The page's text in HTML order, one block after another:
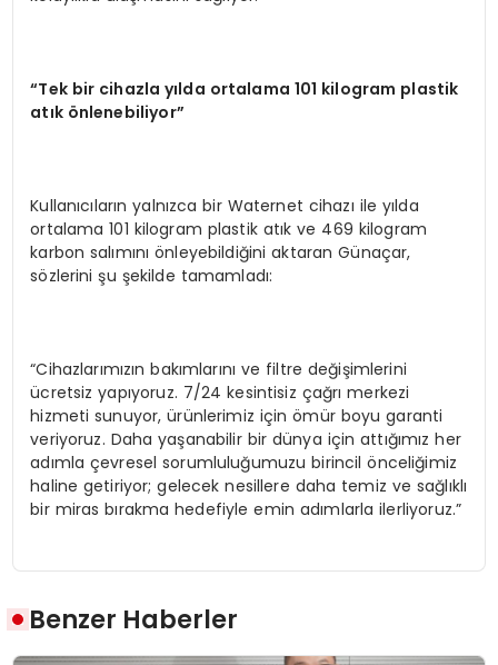
“Tek bir cihazla yılda ortalama 101 kilogram plastik
atık önlenebiliyor”
Kullanıcıların yalnızca bir Waternet cihazı ile yılda
ortalama 101 kilogram plastik atık ve 469 kilogram
karbon salımını önleyebildiğini aktaran Günaçar,
sözlerini şu şekilde tamamladı:
“Cihazlarımızın bakımlarını ve filtre değişimlerini
ücretsiz yapıyoruz. 7/24 kesintisiz çağrı merkezi
hizmeti sunuyor, ürünlerimiz için ömür boyu garanti
veriyoruz. Daha yaşanabilir bir dünya için attığımız her
adımla çevresel sorumluluğumuzu birincil önceliğimiz
haline getiriyor; gelecek nesillere daha temiz ve sağlıklı
bir miras bırakma hedefiyle emin adımlarla ilerliyoruz.”
Benzer Haberler